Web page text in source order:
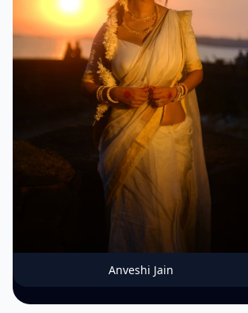
Anveshi Jain